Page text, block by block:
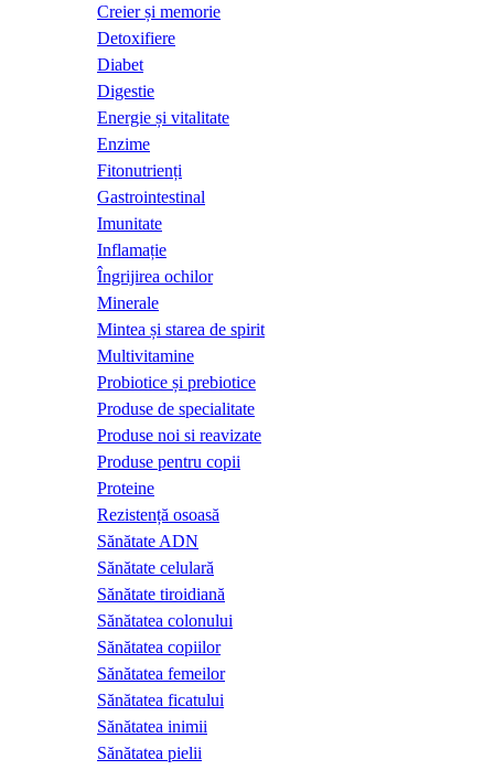
Creier și memorie
Detoxifiere
Diabet
Digestie
Energie și vitalitate
Enzime
Fitonutrienți
Gastrointestinal
Imunitate
Inflamație
Îngrijirea ochilor
Minerale
Mintea și starea de spirit
Multivitamine
Probiotice și prebiotice
Produse de specialitate
Produse noi si reavizate
Produse pentru copii
Proteine
Rezistență osoasă
Sănătate ADN
Sănătate celulară
Sănătate tiroidiană
Sănătatea colonului
Sănătatea copiilor
Sănătatea femeilor
Sănătatea ficatului
Sănătatea inimii
Sănătatea pielii